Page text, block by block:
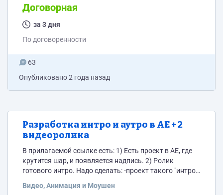
«Индивидуальная разработка приборов для ваших
задач». Подзаголовок: «Собственное производство и
инновационные технологии для решения уникальных
консультацию...
Договорная
за 3 дня
По договоренности
63
Опубликовано2 года назад
Разработка интро и аутро в АЕ + 2
видеоролика
В прилагаемой ссылке есть: 1) Есть проект в AE, где
крутится шар, и появляется надпись. 2) Ролик
готового интро. Надо сделать: -проект такого "интро"
такое же "аутро". Ссылка на проект и интро:
Видео, Анимация и Моушен